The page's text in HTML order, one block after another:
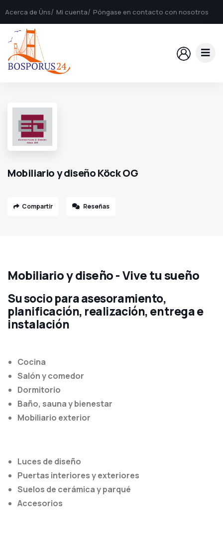
Acerca de Üns Mi cuenta Póngase en contacto con nosotros
Mobiliario y diseño Köck OG
Compartir Reseñas
Mobiliario y diseño - Vive tu sueño
Su socio para asesoramiento,
planificación, realización, entrega e
instalación
Cocina
Salón y comedor
Dormitorio
Baño, sauna y bienestar
Mobiliario exterior
Luces de diseño
Puertas interiores y exteriores
Suelos de cerámica y parqué
Accesorios